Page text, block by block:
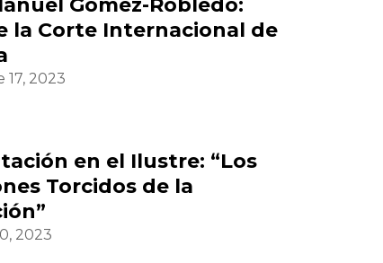
Gómez-Robledo:
la Corte Internacional de
17, 2023
en el Ilustre: “Los
Torcidos de la
2023